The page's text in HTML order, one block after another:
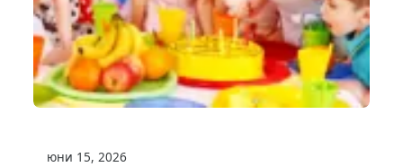
юни 15, 2026